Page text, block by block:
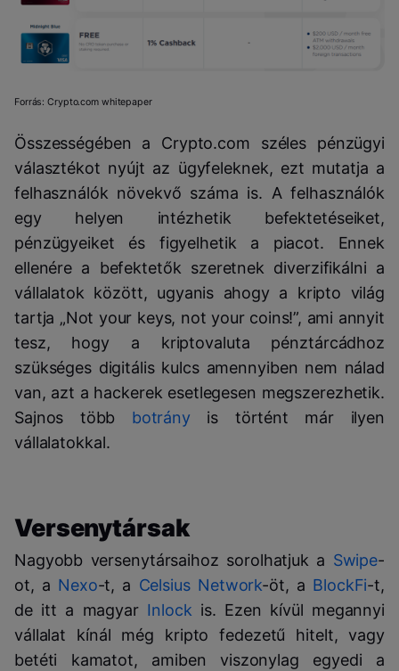
Forrás: Crypto.com whitepaper
Összességében a Crypto.com széles pénzügyi
választékot nyújt az ügyfeleknek, ezt mutatja a
felhasználók növekvő száma is. A felhasználók
egy helyen intézhetik befektetéseiket,
pénzügyeiket és figyelhetik a piacot. Ennek
ellenére a befektetők szeretnek diverzifikálni a
vállalatok között, ugyanis ahogy a kripto világ
tartja „Not your keys, not your coins!”, ami annyit
tesz, hogy a kriptovaluta pénztárcádhoz
szükséges digitális kulcs amennyiben nem nálad
van, azt a hackerek esetlegesen megszerezhetik.
Sajnos több botrány is történt már ilyen
vállalatokkal.
Versenytársak
Nagyobb versenytársaihoz sorolhatjuk a Swipe-
ot, a Nexo-t, a Celsius Network-öt, a BlockFi-t,
de itt a magyar Inlock is. Ezen kívül megannyi
vállalat kínál még kripto fedezetű hitelt, vagy
betéti kamatot, amiben viszonylag egyedi a